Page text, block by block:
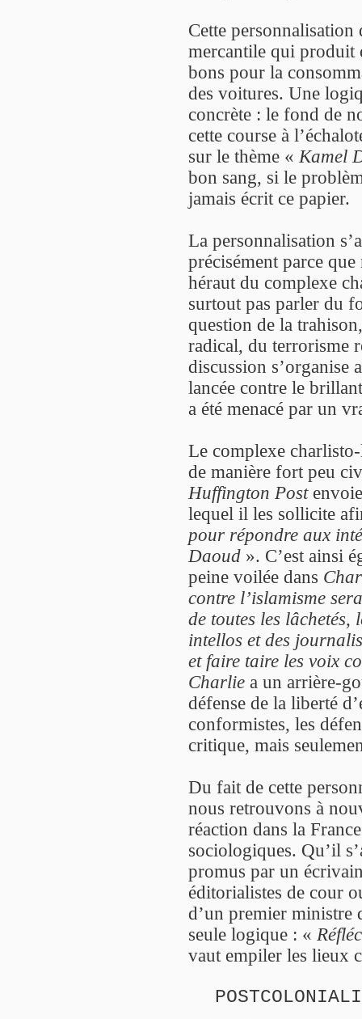
Cette
mercantile qui produit
bons pour la
des voitures. Une
concrète : le fond de
cette course à
sur le thème «Kamel
bon sang, si le
jamais écrit ce papier.
La personnalisation
précisément parce
héraut du complexe
surtout pas parler du
question de la
radical, du terrorisme
discussion s’organise
lancée contre le
a été menacé par un
Le complexe
de manière fort peu
Huffington Post
lequel il les sollicite
pour répondre aux
Daoud ». C’est ainsi
peine voilée dans
contre l’islamisme
de toutes les lâchetés,
intellos et des
et faire taire les voix
Charlie a un arrière-
défense de la liberté
conformistes, les
critique, mais
Du fait de cette
nous retrouvons à
réaction dans la
sociologiques. Qu’il
promus par un
éditorialistes de cour
d’un premier ministre
seule logique : «
vaut empiler les lieux